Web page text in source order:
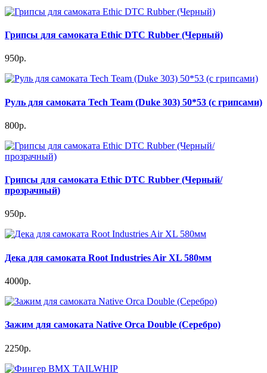
Грипсы для самоката Ethic DTC Rubber (Черный)
950р.
Руль для самоката Tech Team (Duke 303) 50*53 (c грипсами)
800р.
Грипсы для самоката Ethic DTC Rubber (Черный/
прозрачный)
950р.
Дека для самоката Root Industries Air XL 580мм
4000р.
Зажим для самоката Native Orca Double (Серебро)
2250р.